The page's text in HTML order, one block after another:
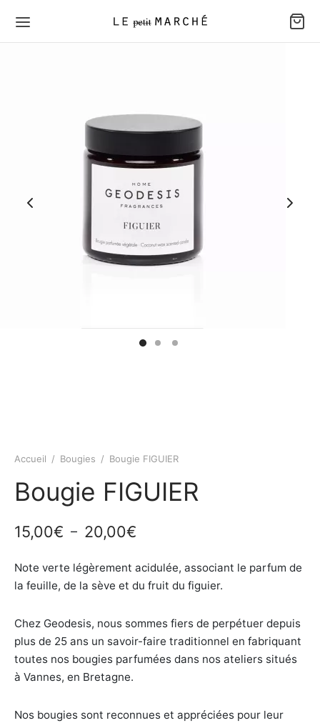
Accueil / Bougies / Bougie FIGUIER
Bougie FIGUIER
15,00€ – 20,00€
prix :
15,00€
20,00€
Note verte légèrement acidulée, associant le parfum de
la feuille, de la sève et du fruit du figuier.
Chez Geodesis, nous sommes fiers de perpétuer depuis
plus de 25 ans un savoir-faire traditionnel en fabriquant
toutes nos bougies parfumées dans nos ateliers situés
à Vannes, en Bretagne.
Nos bougies sont reconnues et appréciées pour leur